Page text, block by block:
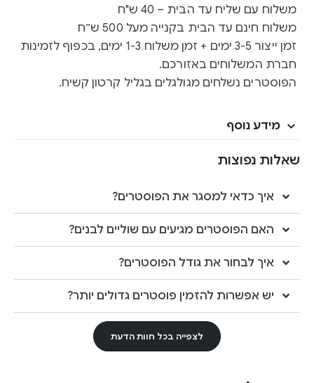
משלוח עם שליח עד הבית – 40 ש"ח
משלוח חינם עד הבית בקנייה מעל 500 ש״ח
זמן ייצור 3-5 ימים + זמן משלוח 1-3 ימים, בכפוף לזמינות
חברת המשלוחים באזורכם.
הפוסטרים נשלחים מגולגלים בגליל קרטון קשיח.
מידע נוסף
שאלות נפוצות
איך כדאי למסגר את הפוסטרים?
האם הפוסטרים מגיעים עם שוליים לבנים?
איך לבחור את גודל הפוסטרים?
יש אפשרות להזמין פוסטרים גדולים יותר?
לצפייה בכל חוות הדעת